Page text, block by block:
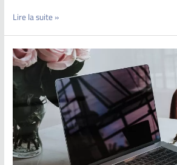
Lire la suite »